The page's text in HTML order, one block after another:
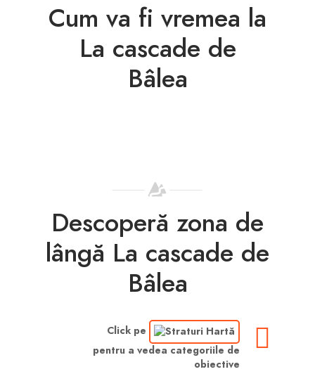
Cum va fi vremea la
La cascade de
Bâlea
Descoperă zona de
lângă La cascade de
Bâlea
Click pe
pentru a vedea categoriile de
obiective